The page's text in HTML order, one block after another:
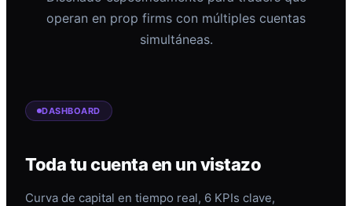
operan en prop firms con múltiples cuentas
simultáneas.
DASHBOARD
Toda tu cuenta en un vistazo
Curva de capital en tiempo real, 6 KPIs clave,